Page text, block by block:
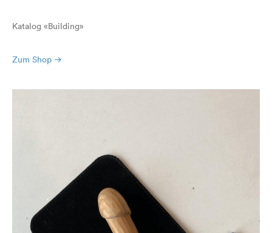
Katalog «Building»
Zum Shop